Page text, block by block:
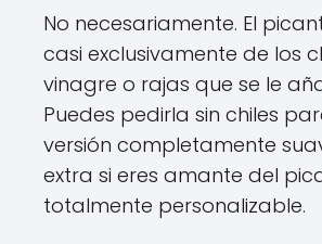
No necesariamente. El
casi exclusivamente de los
vinagre o rajas que se le
Puedes pedirla sin chiles
versión completamente
extra si eres amante del
totalmente personalizable.